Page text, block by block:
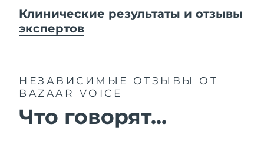
Клинические результаты и отзывы
экспертов
НЕЗАВИСИМЫЕ ОТЗЫВЫ
ОТ
BAZAAR VOICE
Что говорят...